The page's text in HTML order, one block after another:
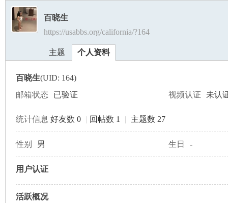
美› ›
百晓生
https://usabbs.org/california/?164
主题 个人资料
百晓生(UID: 164)
邮箱状态
已验证 视频认证 未认
统计信息 好友数 0 | 回帖数 1 | 主题数 27
性别 男 生日 -
用户认证
活跃概况